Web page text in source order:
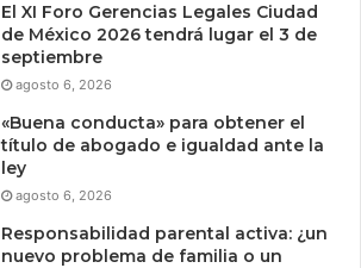
El XI Foro Gerencias Legales Ciudad
de México 2026 tendrá lugar el 3 de
septiembre
agosto 6, 2026
«Buena conducta» para obtener el
título de abogado e igualdad ante la
ley
agosto 6, 2026
Responsabilidad parental activa: ¿un
nuevo problema de familia o un